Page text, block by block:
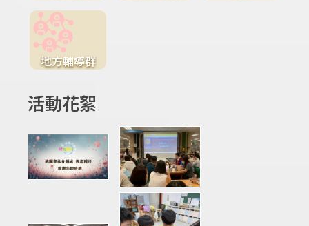
地方輔導群
活動花絮